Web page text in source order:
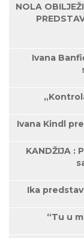
NOLA
Ivana
Ivana Kindl
KANDŽIJA :
Ika
“Tu u